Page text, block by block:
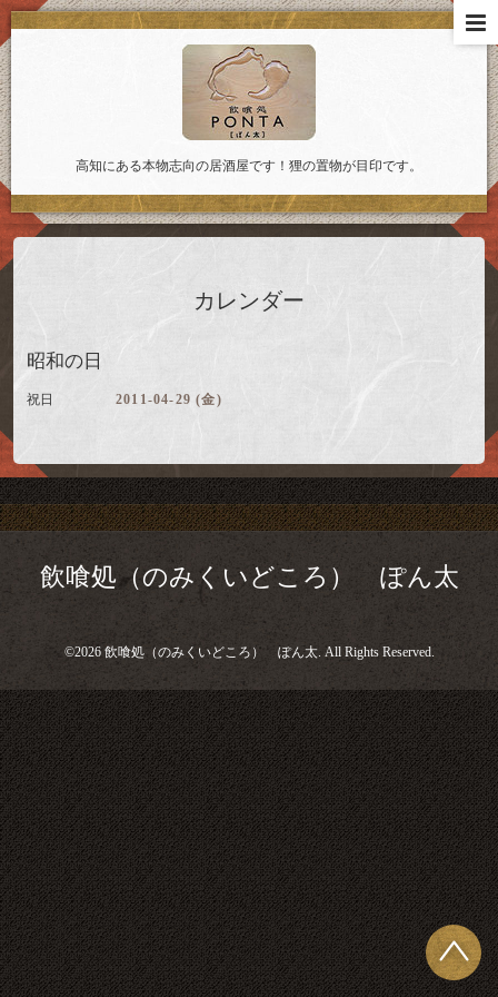
高知にある本物志向の居酒屋です！狸の置物が目印です。
カレンダー
昭和の日
祝日 2011-04-29 (金)
飲喰処（のみくいどころ） ぽん太
©2026 飲喰処（のみくいどころ） ぽん太. All Rights Reserved.